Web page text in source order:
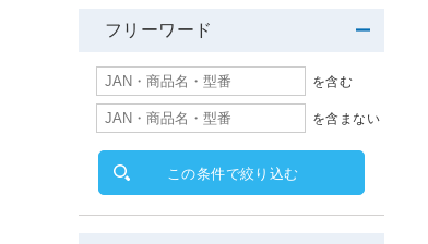
フリーワード
を含む
を含まない
この条件で絞り込む